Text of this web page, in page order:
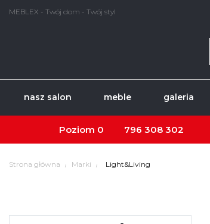
MEBLEX - Twój dom - Twój styl
nasz salon meble galeria
Poziom 0 796 308 302
Strona główna Marki Light&Living